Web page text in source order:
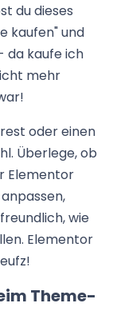
du dieses
kaufen" und
da kaufe ich
mehr
oder einen
Überlege, ob
Elementor
wie
Elementor
Theme-